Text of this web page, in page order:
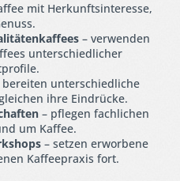
mit Herkunftsinteresse,
– verwenden
unterschiedlicher
bereiten unterschiedliche
ihre Eindrücke.
– pflegen fachlichen
um Kaffee.
– setzen erworbene
Kaffeepraxis fort.